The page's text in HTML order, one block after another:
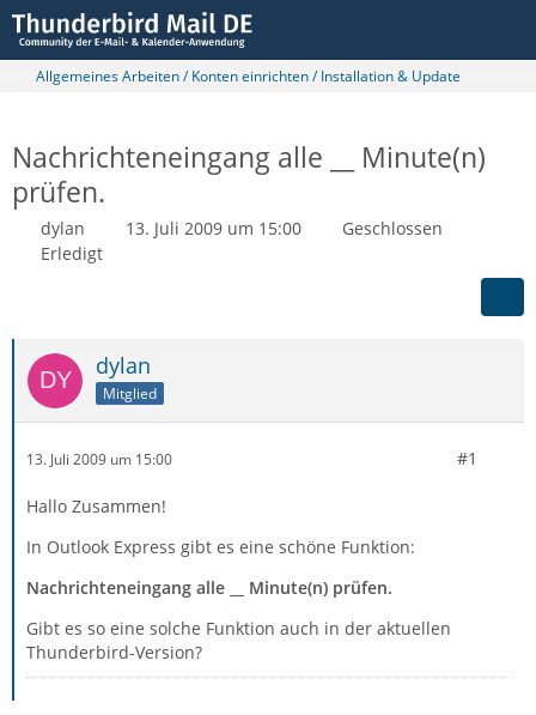
Allgemeines Arbeiten / Konten einrichten / Installation & Update
Nachrichteneingang alle __ Minute(n)
prüfen.
dylan 13. Juli 2009 um 15:00
Geschlossen
Erledigt
dylan
Mitglied
13. Juli 2009 um 15:00 #1
Hallo Zusammen!
In Outlook Express gibt es eine schöne Funktion:
Nachrichteneingang alle __ Minute(n) prüfen.
Gibt es so eine solche Funktion auch in der aktuellen
Thunderbird-Version?